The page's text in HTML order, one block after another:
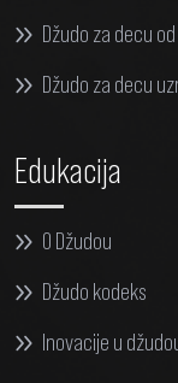
Džudo za decu
Džudo za decu
Edukacija
O Džudou
Džudo kodeks
Inovacije u